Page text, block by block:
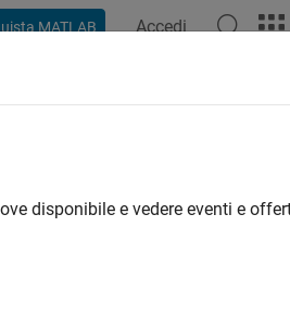
MATLAB Accedi
disponibile e vedere eventi e